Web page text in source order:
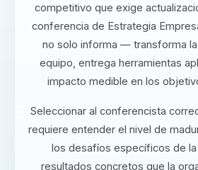
competitivo que exige
conferencia de Estrategia
no solo informa — transforma
equipo, entrega herramientas
impacto medible en los
Seleccionar al conferencista
requiere entender el nivel de
los desafíos específicos de la
resultados concretos que la